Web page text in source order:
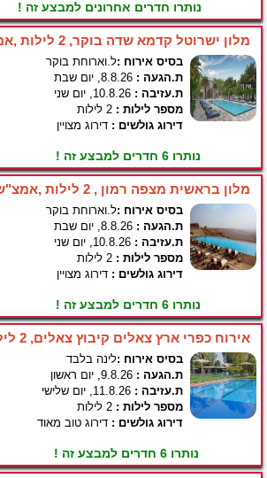
נותרו חדרים אחרונים למבצע זה !
מלון ישרוטל קדמא שדה בוקר, 2 לילות ,אמצ"ש
בסיס אירוח :ל.וארוחת בוקר
ת.הגעה :
ת.עזיבה :
מספר לילות :
דירוג גולשים : דירוג מצויין
נותרו 6 חדרים למבצע זה !
מלון בראשית מצפה רמון , 2 לילות ,אמצ"ש
בסיס אירוח :ל.וארוחת בוקר
ת.הגעה :
ת.עזיבה :
מספר לילות :
דירוג גולשים : דירוג מצויין
נותרו 6 חדרים למבצע זה !
אירוח כפרי ארץ צאלים קיבוץ צאלים, 2 לילות ,אמצ"ש
בסיס אירוח :לינה בלבד
ת.הגעה :
ת.עזיבה :
מספר לילות :
דירוג גולשים : דירוג טוב מאוד
נותרו 6 חדרים למבצע זה !